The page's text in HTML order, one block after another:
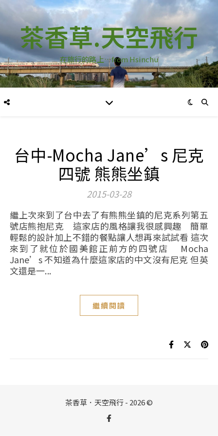
茶香草.天空飛行
在旅行的路上…from Hsinchu
台中-Mocha Jane’s 尼克
四號 熊熊坐鎮
2015-03-28
繼上次來到了台中去了有熊熊坐鎮的尼克系列第五
號店熊抱尼克 這家店的風格讓我很感興趣 簡單
輕鬆的設計加上不錯的餐點讓人想再來試試看 這次
來到了就位於國美館正前方的四號店 Mocha
Jane’s 不知道為什麼這家店的中文沒有尼克 但英
文還是一...
繼續閱讀
茶香草．天空飛行 - 2026 ©